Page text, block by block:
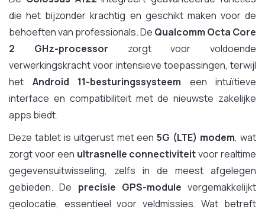
die het bijzonder krachtig en geschikt maken voor de
behoeften van professionals. De Qualcomm Octa Core
2 GHz-processor zorgt voor voldoende
verwerkingskracht voor intensieve toepassingen, terwijl
het Android 11-besturingssysteem een intuïtieve
interface en compatibiliteit met de nieuwste zakelijke
apps biedt.
Deze tablet is uitgerust met een5G (LTE) modem, wat
zorgt voor een ultrasnelle connectiviteitvoor realtime
gegevensuitwisseling, zelfs in de meest afgelegen
gebieden. De precisie GPS-module vergemakkelijkt
geolocatie, essentieel voor veldmissies. Wat betreft